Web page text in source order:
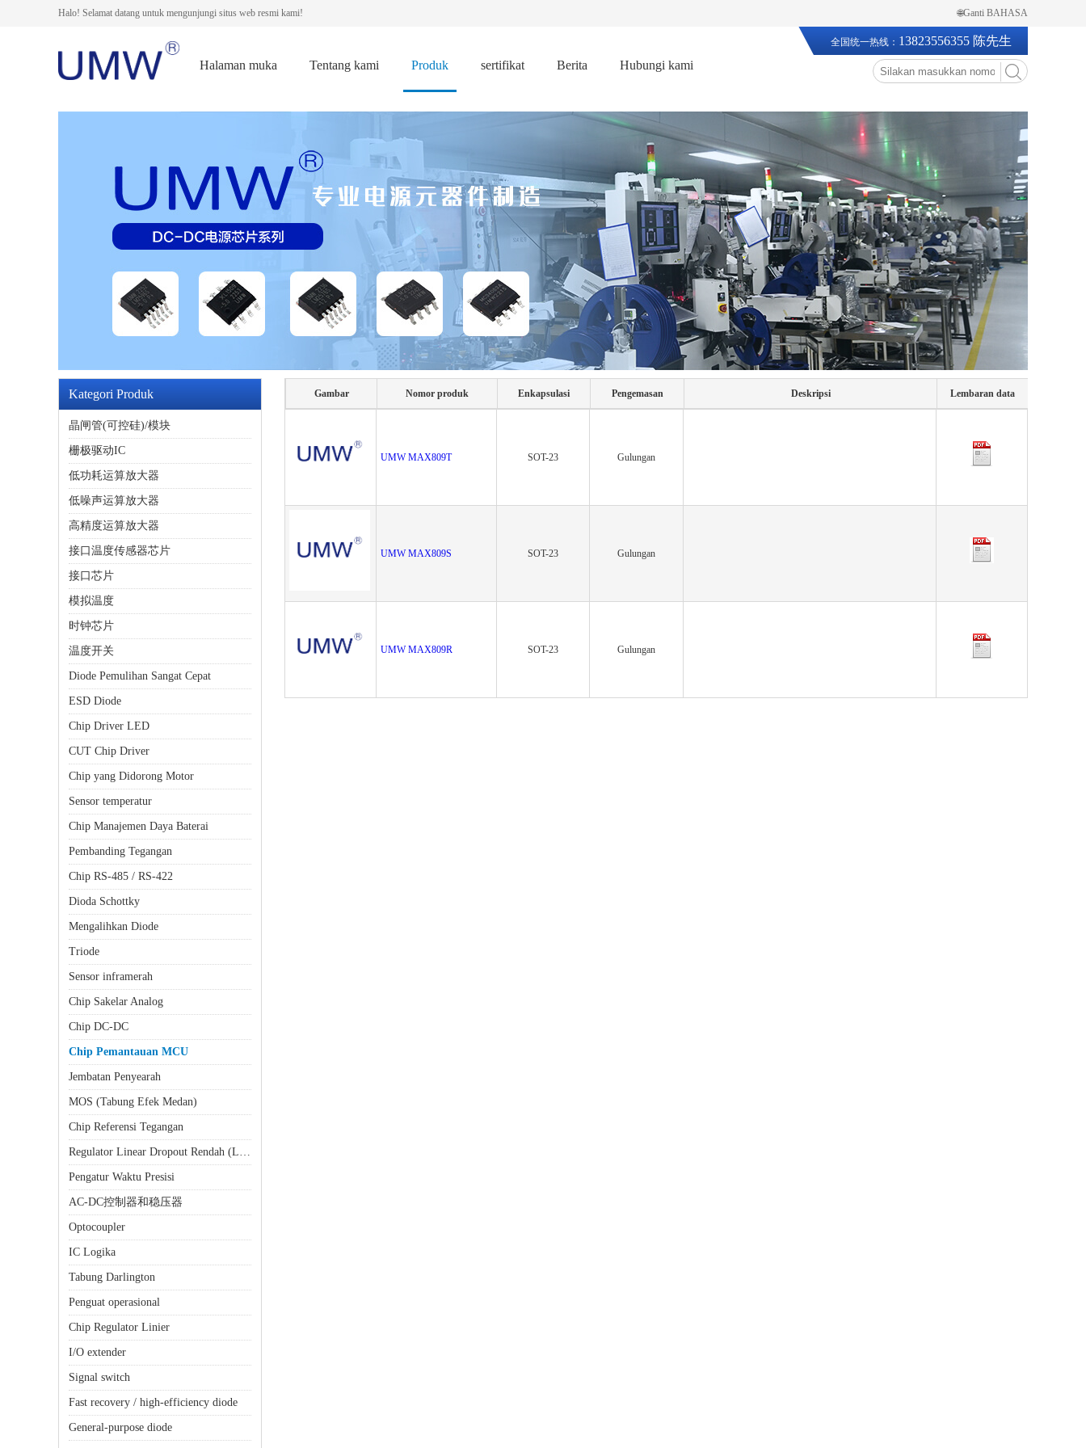
Halo! Selamat datang untuk mengunjungi situs web resmi kami! 🌐Ganti BAHASA
Halaman muka Tentang kami Produk sertifikat Berita Hubungi kami
全国统一热线： 13823556355 陈先生
Kategori Produk
晶闸管(可控硅)/模块
栅极驱动IC
低功耗运算放大器
低噪声运算放大器
高精度运算放大器
接口温度传感器芯片
接口芯片
模拟温度
时钟芯片
温度开关
Diode Pemulihan Sangat Cepat
ESD Diode
Chip Driver LED
CUT Chip Driver
Chip yang Didorong Motor
Sensor temperatur
Chip Manajemen Daya Baterai
Pembanding Tegangan
Chip RS-485 / RS-422
Dioda Schottky
Mengalihkan Diode
Triode
Sensor inframerah
Chip Sakelar Analog
Chip DC-DC
Chip Pemantauan MCU
Jembatan Penyearah
MOS (Tabung Efek Medan)
Chip Referensi Tegangan
Regulator Linear Dropout Rendah (LDO)
Pengatur Waktu Presisi
AC-DC控制器和稳压器
Optocoupler
IC Logika
Tabung Darlington
Penguat operasional
Chip Regulator Linier
I/O extender
Signal switch
Fast recovery / high-efficiency diode
General-purpose diode
Gambar Nomor produk Enkapsulasi Pengemasan Deskripsi Lembaran data
UMW MAX809T SOT-23 Gulungan
UMW MAX809S SOT-23 Gulungan
UMW MAX809R SOT-23 Gulungan